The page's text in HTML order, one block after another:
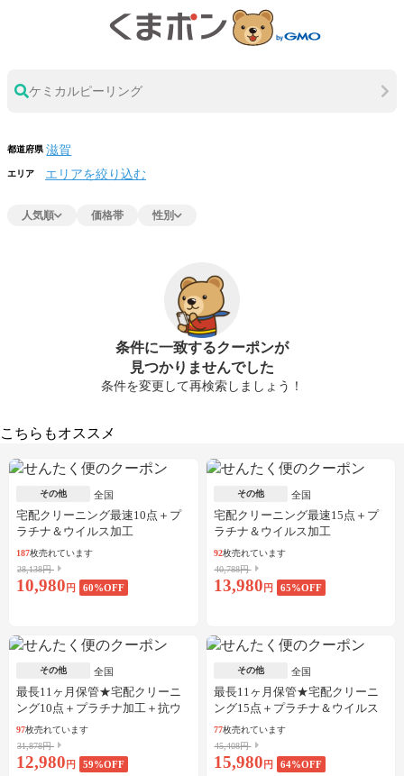
ケミカルピーリング
都道府県
エリア エリアを絞り込む
人気順 価格帯 性別
条件に一致するクーポンが
見つかりませんでした
条件を変更して再検索しましょう！
こちらもオススメ
その他 全国
宅配クリーニング最速10点＋プ
ラチナ＆ウイルス加工
187枚売れています
28,138円
10,980 円 60%OFF
その他 全国
宅配クリーニング最速15点＋プ
ラチナ＆ウイルス加工
92枚売れています
40,788円
13,980 円 65%OFF
その他 全国
最長11ヶ月保管★宅配クリーニ
ング10点＋プラチナ加工＋抗ウ
イルス加工
97枚売れています
31,878円
12,980 円 59%OFF
その他 全国
最長11ヶ月保管★宅配クリーニ
ング15点＋プラチナ＆ウイルス
加工
77枚売れています
45,408円
15,980 円 64%OFF